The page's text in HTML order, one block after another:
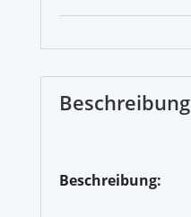
Beschreibung
Beschreibung: